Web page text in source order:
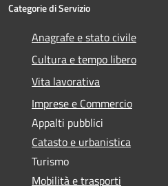
Categorie di Servizio
Anagrafe e stato civile
Cultura e tempo libero
Vita lavorativa
Imprese e Commercio
Appalti pubblici
Catasto e urbanistica
Turismo
Mobilità e trasporti